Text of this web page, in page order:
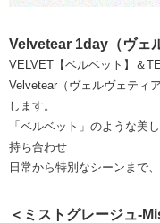
Velvetear 1day（ヴェ
VELVET【ベルベット】＆
Velvetear（ヴェルヴェティ
します。
「ベルベット」のような美
持ち合わせ
日常から特別なシーンまで
＜ミストグレージュ-